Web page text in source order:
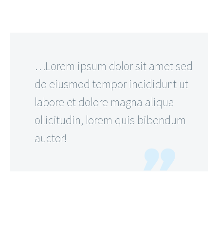
…Lorem ipsum dolor sit amet sed
do eiusmod tempor incididunt ut
labore et dolore magna aliqua
ollicitudin, lorem quis bibendum
auctor!